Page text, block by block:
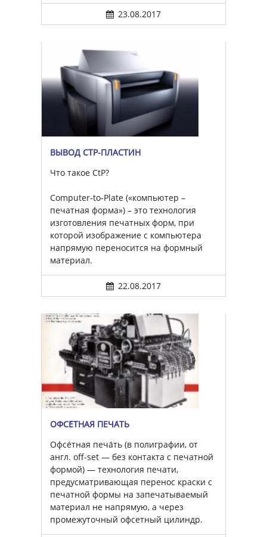
23.08.2017
ВЫВОД CTP-ПЛАСТИН
Что такое CtP?
Computer-to-Plate («компьютер –
печатная форма») – это технология
изготовления печатных форм, при
которой изображение с компьютера
напрямую переносится на формный
материал.
22.08.2017
ОФСЕ́ТНАЯ ПЕЧА́ТЬ
Офсе́тная печа́ть (в полиграфии, от
англ. off-set — без контакта с печатной
формой) — технология печати,
предусматривающая перенос краски с
печатной формы на запечатываемый
материал не напрямую, а через
промежуточный офсетный цилиндр.